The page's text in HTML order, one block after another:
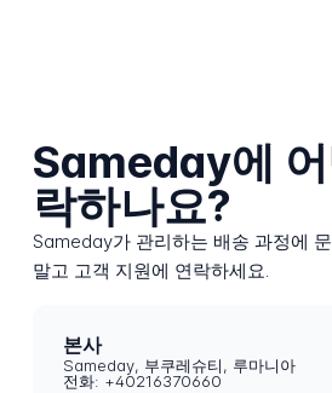
Sameday에
락하나요?
Sameday가 관리하는 배송 과정에
말고 고객 지원에 연락하세요.
본사
Sameday, 부쿠레슈티, 루마니아
전화: +40216370660